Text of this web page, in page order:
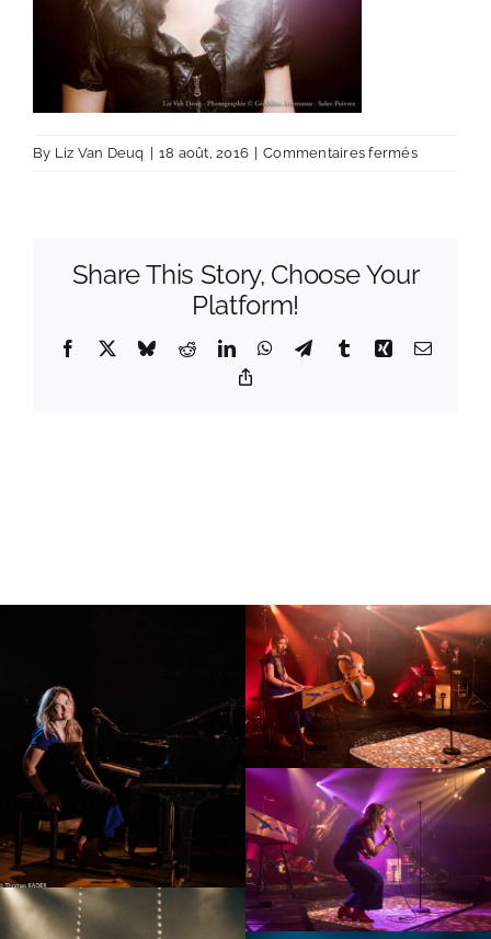
By Liz Van Deuq 18 août, 2016 Commentaires ferméssur
Share This Story, Choose Your
Platform!
Facebook BlueskyRedditLinkedInWhatsApp
TelegramTumblrXing Email